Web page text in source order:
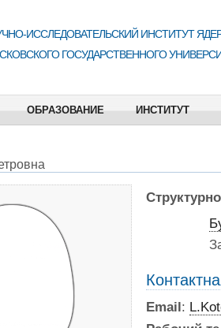
ИССЛЕДОВАТЕЛЬСКИЙ ИНСТИТУТ
ГОСУДАРСТВЕННОГО
ОБРАЗОВАНИЕ ИНСТИТУТ
Email: